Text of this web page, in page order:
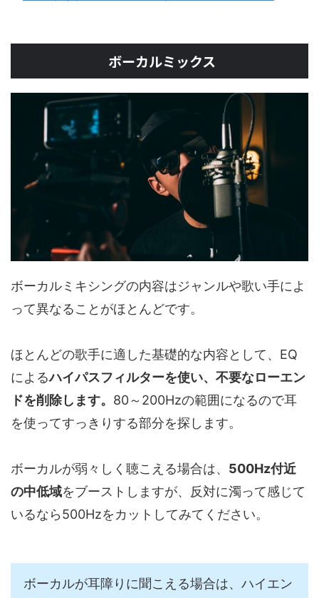
ボーカルミックス
ボーカルミキシングの内容はジャンルや歌い手によ
って異なることがほとんどです。
ほとんどの歌手に適した基礎的な内容として、EQ
によるハイパスフィルターを使い、不要なローエン
ドを削除します。 80～200Hzの範囲になるので耳
を使ってすっきりする部分を探します。
ボーカルが弱々しく聴こえる場合は、 500Hz付近
の中低域をブーストしますが、反対に濁って感じて
いるなら500Hzをカットしてみてください。
ボーカルが耳障りに聞こえる場合は、ハイエン